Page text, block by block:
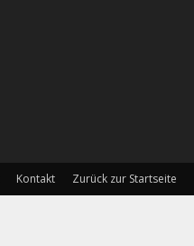
Kontakt Zurück zur Startseite